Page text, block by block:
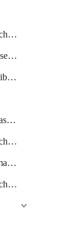
Courroie de distribution de machine textile chaude
Fabricant de bande transporteuse en PVC
Garantie de la courroie de distribution de la machine à saucisses
Ceinture en acier de traction d'ascenseur
Courroie de distribution de machine textile
Courroie de distribution pour machine à saucisses
Courroie de distribution de machine à verre